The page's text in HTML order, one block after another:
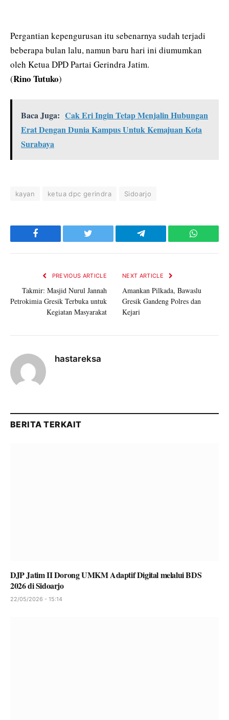
Pergantian kepengurusan itu sebenarnya sudah terjadi
beberapa bulan lalu, namun baru hari ini diumumkan
oleh Ketua DPD Partai Gerindra Jatim.
(Rino Tutuko)
Baca Juga: Cak Eri Ingin Tetap Menjalin Hubungan
Erat Dengan Dunia Kampus Untuk Kemajuan Kota
Surabaya
kayan ketua dpc gerindra Sidoarjo
Facebook Twitter Telegram
PREVIOUS ARTICLE
Takmir: Masjid Nurul Jannah
Petrokimia Gresik Terbuka untuk
Kegiatan Masyarakat
NEXT ARTICLE
Amankan Pilkada, Bawaslu
Gresik Gandeng Polres dan
Kejari
hastareksa
BERITA TERKAIT
DJP Jatim II Dorong UMKM Adaptif Digital melalui BDS
2026 di Sidoarjo
22/05/2026 - 15:14